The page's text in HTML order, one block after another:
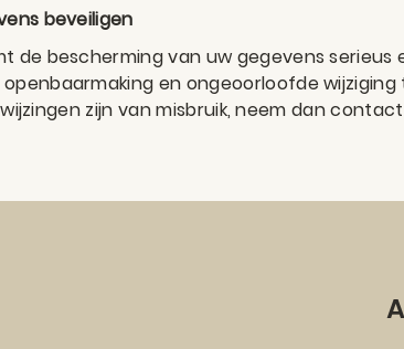
beveiligen
de bescherming van uw gegevens
en ongeoorloofde
zijn van misbruik, neem dan